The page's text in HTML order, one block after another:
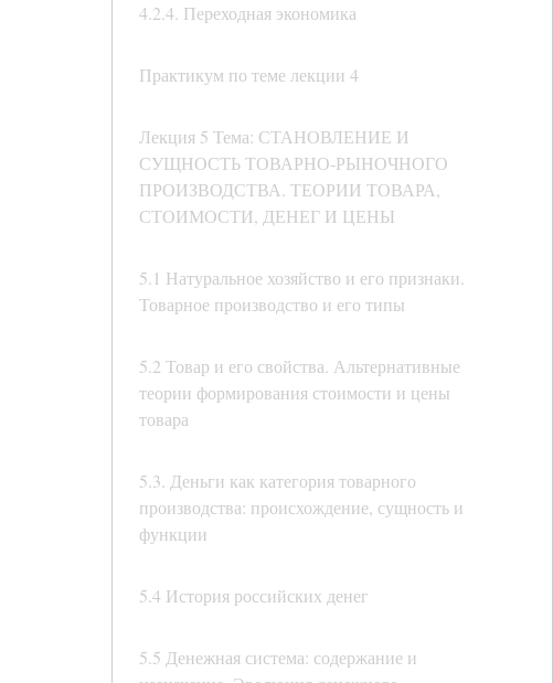
4.2.4. Переходная экономика
Практикум по теме лекции 4
Лекция 5 Тема: СТАНОВЛЕНИЕ И
СУЩНОСТЬ ТОВАРНО-РЫНОЧНОГО
ПРОИЗВОДСТВА. ТЕОРИИ ТОВАРА,
СТОИМОСТИ, ДЕНЕГ И ЦЕНЫ
5.1 Натуральное хозяйство и его признаки.
Товарное производство и его типы
5.2 Товар и его свойства. Альтернативные
теории формирования стоимости и цены
товара
5.3. Деньги как категория товарного
производства: происхождение, сущность и
функции
5.4 История российских денег
5.5 Денежная система: содержание и